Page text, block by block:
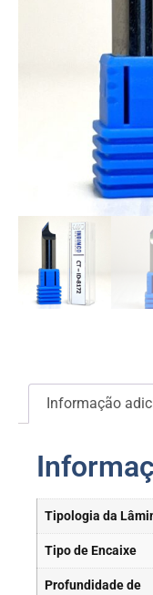
Informação
Tipologia da
Tipo de Encaixe
Profundidade de